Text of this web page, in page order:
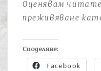
Оценявам
преживяване
Споделяне:
Facebook